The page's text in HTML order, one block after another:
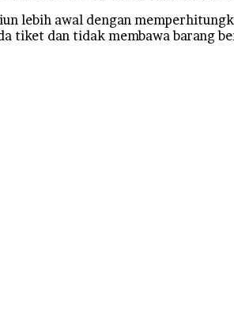
lebih awal dengan
tiket dan tidak membawa barang